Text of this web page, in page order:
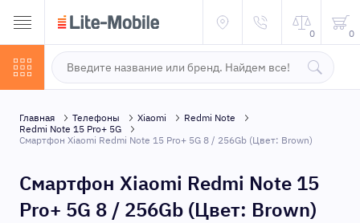
0 0
Главная Телефоны Xiaomi
Redmi Note
Redmi Note 15 Pro+ 5G
Смартфон Xiaomi Redmi Note 15 Pro+ 5G 8 / 256Gb (Цвет: Brown)
Смартфон Xiaomi Redmi Note 15
Pro+ 5G 8 / 256Gb (Цвет: Brown)